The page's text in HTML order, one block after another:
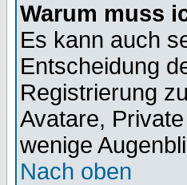
Warum muss
Es kann auch
Entscheidung
Registrierung
Avatare,
wenige
Nach oben